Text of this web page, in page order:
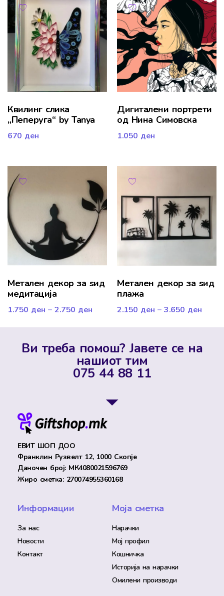
Квилинг слика
„Пеперуга“ by Tanya
670 ден
Дигиталени портрети
од Нина Симовска
1.050 ден
Метален декор за ѕид
медитација
1.750 ден – 2.750 ден
Метален декор за ѕид
плажа
2.150 ден – 3.650 ден
Ви треба помош? Јавете се на
нашиот тим
075 44 88 11
ЕВИТ ШОП ДОО
Франклин Рузвелт 12, 1000 Скопје
Даночен број: МК4080021596769
Жиро сметка: 270074955360168
Информации
За нас
Новости
Контакт
Моја сметка
Нарачки
Мој профил
Кошничка
Историја на нарачки
Омилени производи